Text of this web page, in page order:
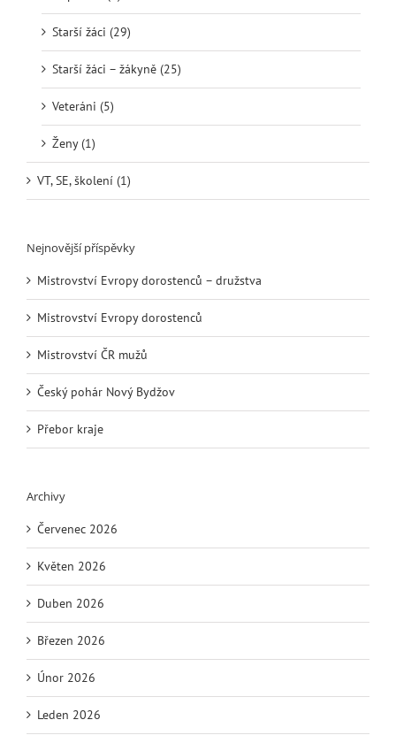
Starší žáci (29)
Starší žáci – žákyně (25)
Veteráni (5)
Ženy (1)
VT, SE, školení (1)
Nejnovější příspěvky
Mistrovství Evropy dorostenců – družstva
Mistrovství Evropy dorostenců
Mistrovství ČR mužů
Český pohár Nový Bydžov
Přebor kraje
Archivy
Červenec 2026
Květen 2026
Duben 2026
Březen 2026
Únor 2026
Leden 2026